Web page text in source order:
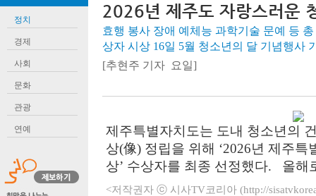
정치
경제
사회
문화
관광
연예
2026년 제주도 자랑스러운
효행 봉사 장애 예체능 과학기술 문예 등
상자 시상 16일 5월 청소년의 달 기념행사
[추현주 기자 요일]
제주특별자치도는 도내 청소년의
상(像) 정립을 위해 ‘2026년 제주
상’ 수상자를 최종 선정했다. 올해
<저작권자 ⓒ 시사TV코리아 (http://